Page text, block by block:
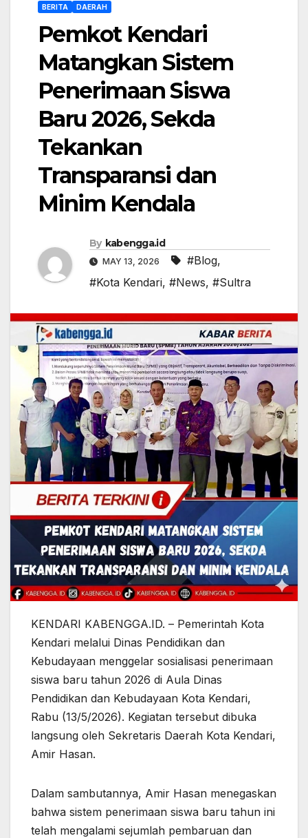
BERITA DAERAH
Pemkot Kendari
Matangkan Sistem
Penerimaan Siswa
Baru 2026, Sekda
Tekankan
Transparansi dan
Minim Kendala
By kabengga.id
MAY 13, 2026 #Blog,
#Kota Kendari, #News, #Sultra
KENDARI KABENGGA.ID. – Pemerintah Kota
Kendari melalui Dinas Pendidikan dan
Kebudayaan menggelar sosialisasi penerimaan
siswa baru tahun 2026 di Aula Dinas
Pendidikan dan Kebudayaan Kota Kendari,
Rabu (13/5/2026). Kegiatan tersebut dibuka
langsung oleh Sekretaris Daerah Kota Kendari,
Amir Hasan.
Dalam sambutannya, Amir Hasan menegaskan
bahwa sistem penerimaan siswa baru tahun ini
telah mengalami sejumlah pembaruan dan